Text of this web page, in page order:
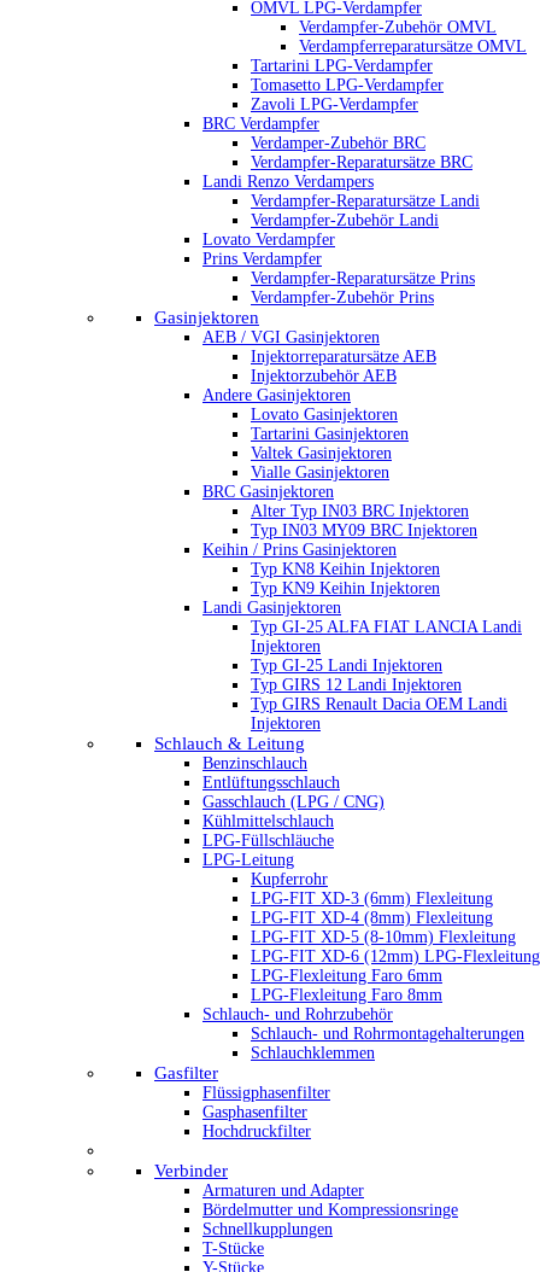
OMVL LPG-Verdampfer
Verdampfer-Zubehör OMVL
Verdampferreparatursätze OMVL
Tartarini LPG-Verdampfer
Tomasetto LPG-Verdampfer
Zavoli LPG-Verdampfer
BRC Verdampfer
Verdamper-Zubehör BRC
Verdampfer-Reparatursätze BRC
Landi Renzo Verdampers
Verdampfer-Reparatursätze Landi
Verdampfer-Zubehör Landi
Lovato Verdampfer
Prins Verdampfer
Verdampfer-Reparatursätze Prins
Verdampfer-Zubehör Prins
Gasinjektoren
AEB / VGI Gasinjektoren
Injektorreparatursätze AEB
Injektorzubehör AEB
Andere Gasinjektoren
Lovato Gasinjektoren
Tartarini Gasinjektoren
Valtek Gasinjektoren
Vialle Gasinjektoren
BRC Gasinjektoren
Alter Typ IN03 BRC Injektoren
Typ IN03 MY09 BRC Injektoren
Keihin / Prins Gasinjektoren
Typ KN8 Keihin Injektoren
Typ KN9 Keihin Injektoren
Landi Gasinjektoren
Typ GI-25 ALFA FIAT LANCIA Landi
Injektoren
Typ GI-25 Landi Injektoren
Typ GIRS 12 Landi Injektoren
Typ GIRS Renault Dacia OEM Landi
Injektoren
Schlauch & Leitung
Benzinschlauch
Entlüftungsschlauch
Gasschlauch (LPG / CNG)
Kühlmittelschlauch
LPG-Füllschläuche
LPG-Leitung
Kupferrohr
LPG-FIT XD-3 (6mm) Flexleitung
LPG-FIT XD-4 (8mm) Flexleitung
LPG-FIT XD-5 (8-10mm) Flexleitung
LPG-FIT XD-6 (12mm) LPG-Flexleitung
LPG-Flexleitung Faro 6mm
LPG-Flexleitung Faro 8mm
Schlauch- und Rohrzubehör
Schlauch- und Rohrmontagehalterungen
Schlauchklemmen
Gasfilter
Flüssigphasenfilter
Gasphasenfilter
Hochdruckfilter
Verbinder
Armaturen und Adapter
Bördelmutter und Kompressionsringe
Schnellkupplungen
T-Stücke
Y-Stücke